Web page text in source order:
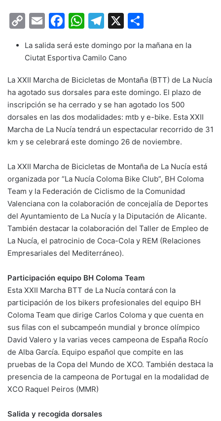
C
p
Li
n
k
E
ai
F
c
b
o
o
k
W
at
A
p
p
T
e
a
m
X
m
ar
tir
La salida será este domingo por la mañana en la
Ciutat Esportiva Camilo Cano
La XXII Marcha de Bicicletas de Montaña (BTT) de La Nucía
ha agotado sus dorsales para este domingo. El plazo de
inscripción se ha cerrado y se han agotado los 500
dorsales en las dos modalidades: mtb y e-bike. Esta XXII
Marcha de La Nucía tendrá un espectacular recorrido de 31
km y se celebrará este domingo 26 de noviembre.
La XXII Marcha de Bicicletas de Montaña de La Nucía está
organizada por “La Nucía Coloma Bike Club”, BH Coloma
Team y la Federación de Ciclismo de la Comunidad
Valenciana con la colaboración de concejalía de Deportes
del Ayuntamiento de La Nucía y la Diputación de Alicante.
También destacar la colaboración del Taller de Empleo de
La Nucía, el patrocinio de Coca-Cola y REM (Relaciones
Empresariales del Mediterráneo).
Participación equipo BH Coloma Team
Esta XXII Marcha BTT de La Nucía contará con la
participación de los bikers profesionales del equipo BH
Coloma Team que dirige Carlos Coloma y que cuenta en
sus filas con el subcampeón mundial y bronce olímpico
David Valero y la varias veces campeona de España Rocío
de Alba García. Equipo español que compite en las
pruebas de la Copa del Mundo de XCO. También destaca la
presencia de la campeona de Portugal en la modalidad de
XCO Raquel Peiros (MMR)
Salida y recogida dorsales